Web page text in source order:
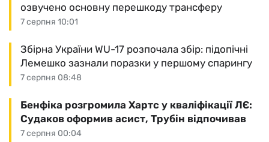
7 серпня 10:01
озвучено основну перешкоду трансферу
7 серпня 08:48
Збірна України WU-17 розпочала збір: підопічні
Лемешко зазнали поразки у першому спарингу
7 серпня 00:04
Бенфіка розгромила Хартс у кваліфікації ЛЄ:
Судаков оформив асист, Трубін відпочивав